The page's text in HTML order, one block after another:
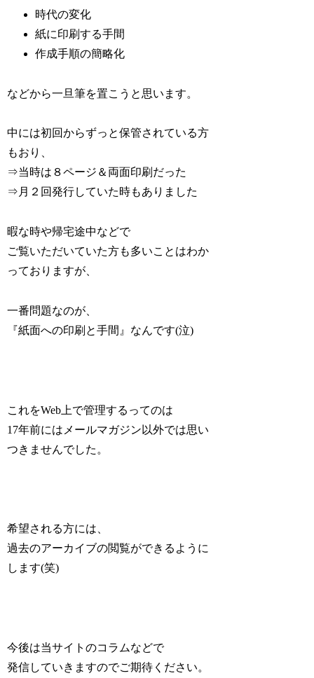
時代の変化
紙に印刷する手間
作成手順の簡略化
などから一旦筆を置こうと思います。
中には初回からずっと保管されている方
もおり、
⇒当時は８ページ＆両面印刷だった
⇒月２回発行していた時もありました
暇な時や帰宅途中などで
ご覧いただいていた方も多いことはわか
っておりますが、
一番問題なのが、
『紙面への印刷と手間』なんです(泣)
これをWeb上で管理するってのは
17年前にはメールマガジン以外では思い
つきませんでした。
希望される方には、
過去のアーカイブの閲覧ができるように
します(笑)
今後は当サイトのコラムなどで
発信していきますのでご期待ください。